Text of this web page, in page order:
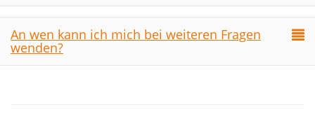
An wen kann ich mich bei weiteren Fragen
wenden?